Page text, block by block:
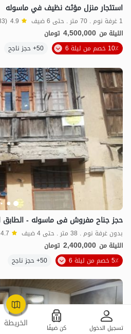
الخريطة تسجيل الدخول كن ضيفًا
OpenStreetMap
استئجار منزل مؤثث نظيف في ماسوله
1 غرفة نوم . 70 متر . حتى 6 ضيف 4.9 (33 تعليق)
الليلة من 4,500,000 تومان
10٪ خصم من ليلة 6
50+ حجز ناجح
بدون غرفة نوم . 38 متر . حتى 4 ضيف 4.7
الليلة من 2,400,000 تومان
5٪ خصم من ليلة 6
50+ حجز ناجح